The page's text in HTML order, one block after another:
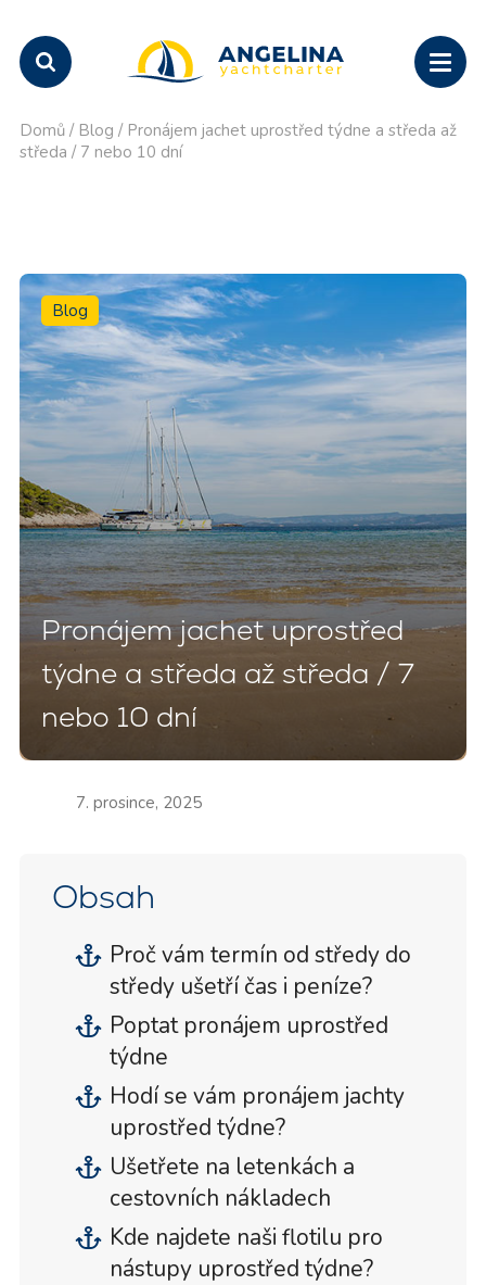
Domů / Blog / Pronájem jachet uprostřed týdne a středa až
středa / 7 nebo 10 dní
Blog
Pronájem jachet uprostřed
týdne a středa až středa / 7
nebo 10 dní
7. prosince, 2025
Obsah
Proč vám termín od středy do
středy ušetří čas i peníze?
Poptat pronájem uprostřed
týdne
Hodí se vám pronájem jachty
uprostřed týdne?
Ušetřete na letenkách a
cestovních nákladech
Kde najdete naši flotilu pro
nástupy uprostřed týdne?